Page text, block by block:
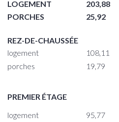
LOGEMENT 203,88
PORCHES 25,92
REZ-DE-CHAUSSÉE
logement
108,11
porches 19,79
PREMIER ÉTAGE
logement
95,77